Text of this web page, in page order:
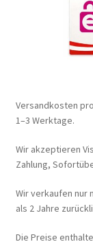
Versandkosten
1–3 Werktage.
Wir akzeptieren
Zahlung,
Wir verkaufen nur
als 2 Jahre
Die Preise